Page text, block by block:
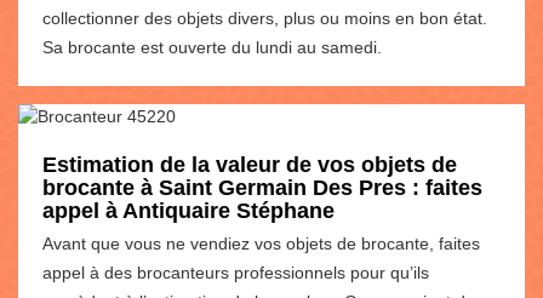
collectionner des objets divers, plus ou moins en bon état.
Sa brocante est ouverte du lundi au samedi.
Estimation de la valeur de vos objets de
brocante à Saint Germain Des Pres : faites
appel à Antiquaire Stéphane
Avant que vous ne vendiez vos objets de brocante, faites
appel à des brocanteurs professionnels pour qu’ils